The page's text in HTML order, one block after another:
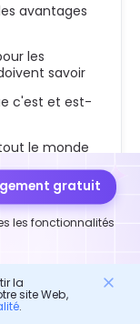
avantages
les
savoir
c'est et est-
le monde
utilisation,
à
gratuit
les fonctionnalités
la
site Web,
.